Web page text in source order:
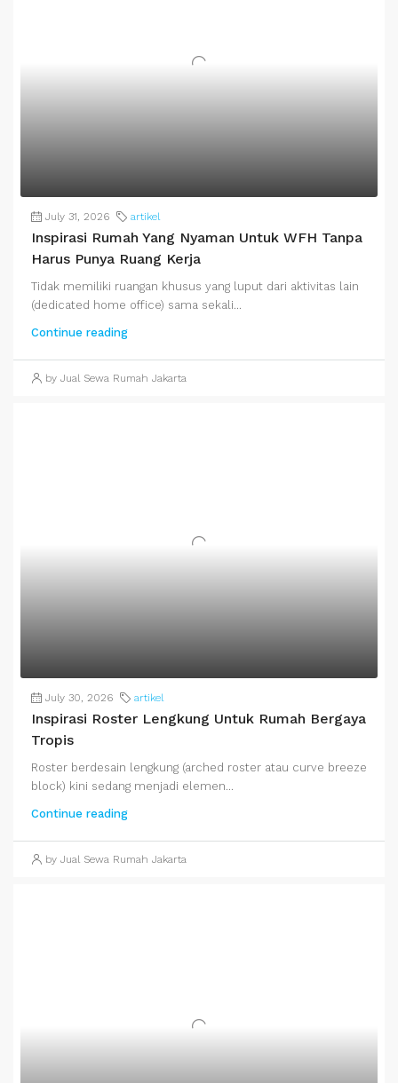
July 31, 2026 artikel
Inspirasi Rumah Yang Nyaman Untuk WFH Tanpa
Harus Punya Ruang Kerja
Tidak memiliki ruangan khusus yang luput dari aktivitas lain
(dedicated home office) sama sekali...
Continue reading
by Jual Sewa Rumah Jakarta
July 30, 2026 artikel
Inspirasi Roster Lengkung Untuk Rumah Bergaya
Tropis
Roster berdesain lengkung (arched roster atau curve breeze
block) kini sedang menjadi elemen...
Continue reading
by Jual Sewa Rumah Jakarta